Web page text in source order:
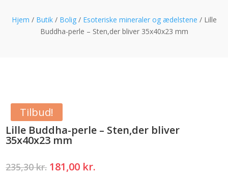
Hjem / Butik/ Bolig/ Esoteriske mineraler og ædelstene / Lille
Buddha-perle – Sten,der bliver 35x40x23 mm
Tilbud!
Lille Buddha-perle – Sten,der bliver
35x40x23 mm
235,30kr. Den
181,00 kr.